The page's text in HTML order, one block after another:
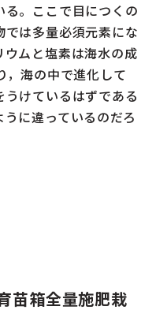
。ここで目につくの
は多量必須元素にな
ムと塩素は海水の成
，海の中で進化して
けているはずである
に違っているのだろ
苗箱全量施肥栽